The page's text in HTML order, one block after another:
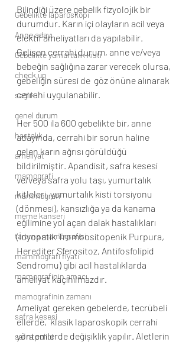
Gebelikte laparoskopi
Anne adayı
Gebelikte yumurtalık kisti
check up
sağlık
genel durum
hastalık
ameliyat
mamografi
mammografi
meme kanseri
tarama mamografisi
mammografi fiyatı
mamografinin amacı
mamografinin zamanı
safra kesesi
safra polibi
Bilindiği üzere gebelik fizyolojik bir
durumdur. Karın içi olayların acil veya
elektif ameliyatları da yapılabilir.
Gelişen cerrahi durum, anne ve/veya
bebeğin sağlığına zarar verecek olursa,
gebeliğin süresi de  göz önüne alınarak
cerrahi uygulanabilir.
Her 500 ila 600 gebelikte bir, anne
adayında, cerrahi bir sorun haline
gelen karın ağrısı görüldüğü
bildirilmiştir. Apandisit, safra kesesi
ve/veya safra yolu taşı, yumurtalık
kitleleri, yumurtalık kisti torsiyonu
(dönmesi), kansızlığa ya da kanama
eğilimine yol açan dalak hastalıkları
(İdyopatik Trombositopenik Purpura,
Herediter Sferositoz, Antifosfolipid
Sendromu) gibi acil hastalıklarda
ameliyat kaçınılmazdır.
Ameliyat gereken gebelerde, tecrübeli
ellerde,  klasik laparoskopik cerrahi
yöntemlerde değişiklik yapılır. Aletlerin